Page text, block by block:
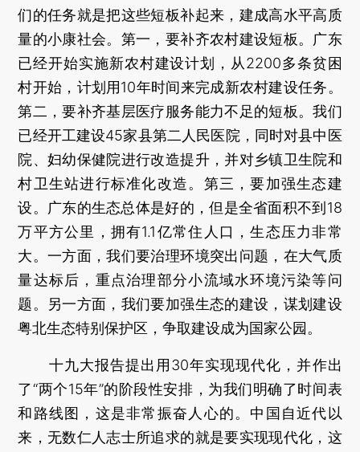
们的任务就是把这些短板补起来，建成高水平高质
量的小康社会。第一，要补齐农村建设短板。广东
已经开始实施新农村建设计划，从2200多条贫困
村开始，计划用10年时间来完成新农村建设任务。
第二，要补齐基层医疗服务能力不足的短板。我们
已经开工建设45家县第二人民医院，同时对县中医
院、妇幼保健院进行改造提升，并对乡镇卫生院和
村卫生站进行标准化改造。第三，要加强生态建
设。广东的生态总体是好的，但是全省面积不到18
万平方公里，拥有1.1亿常住人口，生态压力非常
大。一方面，我们要治理环境突出问题，在大气质
量达标后，重点治理部分小流域水环境污染等问
题。另一方面，我们要加强生态的建设，谋划建设
粤北生态特别保护区，争取建设成为国家公园。
十九大报告提出用30年实现现代化，并作出
了“两个15年”的阶段性安排，为我们明确了时间表
和路线图，这是非常振奋人心的。中国自近代以
来，无数仁人志士所追求的就是要实现现代化，这